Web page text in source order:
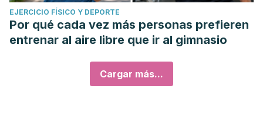
EJERCICIO FÍSICO Y DEPORTE
Por qué cada vez más personas prefieren
entrenar al aire libre que ir al gimnasio
Cargar más...